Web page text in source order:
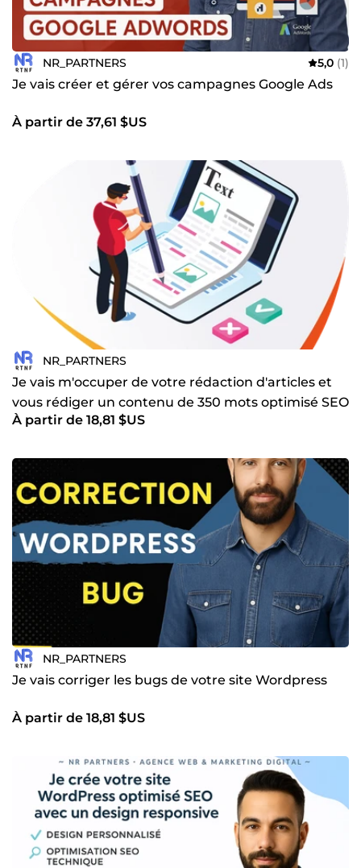
NR_PARTNERS 5,0 (1)
Je vais créer et gérer vos campagnes Google Ads
À partir de 37,61 $US
NR_PARTNERS
Je vais m'occuper de votre rédaction d'articles et
vous rédiger un contenu de 350 mots optimisé SEO
À partir de 18,81 $US
NR_PARTNERS
Je vais corriger les bugs de votre site Wordpress
À partir de 18,81 $US